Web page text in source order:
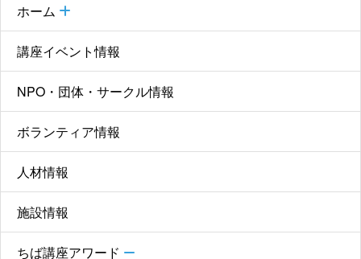
ホーム
講座イベント情報
NPO・団体・サークル情報
ボランティア情報
人材情報
施設情報
ちば講座アワード